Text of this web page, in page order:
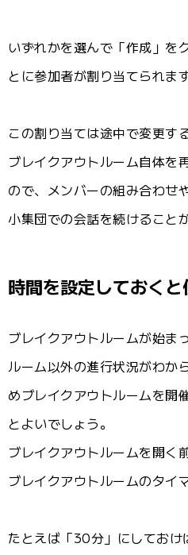
いずれかを選んで「作成」を
とに参加者が割り当てられます
この割り当ては途中で変更す
ブレイクアウトルーム自体を
ので、メンバーの組み合わせ
小集団での会話を続けること
時間を設定しておくと
ブレイクアウトルームが始ま
ルーム以外の進行状況がわか
めブレイクアウトルームを開
とよいでしょう。
ブレイクアウトルームを開く
ブレイクアウトルームのタイ
たとえば「30分」にしてお